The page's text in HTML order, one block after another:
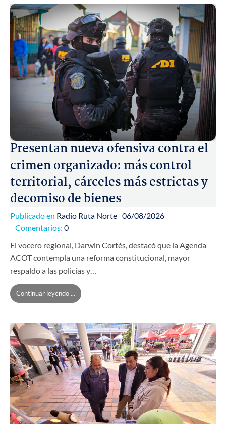
Presentan nueva ofensiva contra el
crimen organizado: más control
territorial, cárceles más estrictas y
decomiso de bienes
Publicado en Radio Ruta Norte 06/08/2026
Comentarios: 0
El vocero regional, Darwin Cortés, destacó que la Agenda
ACOT contempla una reforma constitucional, mayor
respaldo a las policías y…
Continuar leyendo ...